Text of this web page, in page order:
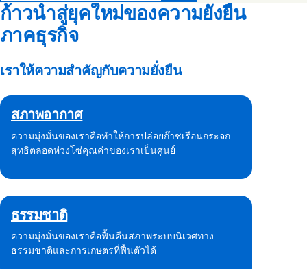
ก้าวนำสู่ยุคใหม่ของความยั่งยืน
ภาคธุรกิจ
เราให้ความสำคัญกับความยั่งยืน
สภาพอากาศ
ความมุ่งมั่นของเราคือทำให้การปล่อยก๊าซเรือนกระจก
สุทธิตลอดห่วงโซ่คุณค่าของเราเป็นศูนย์
ธรรมชาติ
ความมุ่งมั่นของเราคือฟื้นคืนสภาพระบบนิเวศทาง
ธรรมชาติและการเกษตรที่ฟื้นตัวได้